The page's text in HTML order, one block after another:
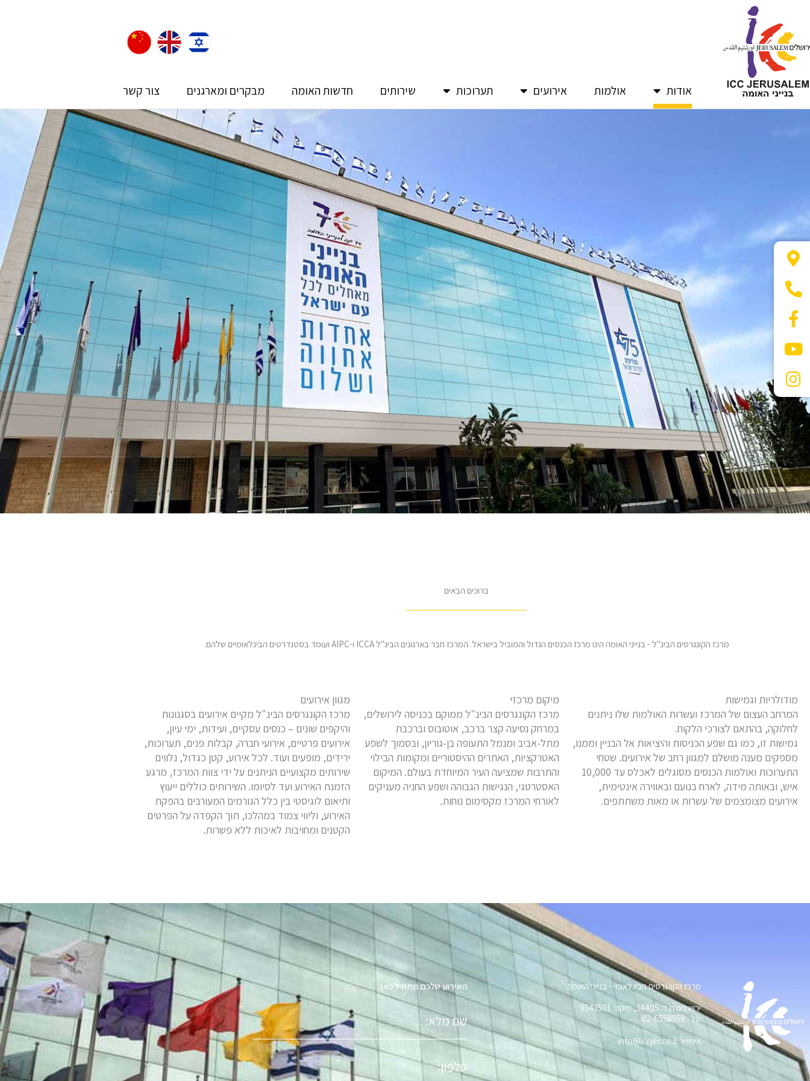
אודות אולמות אירועים תערוכות שירותים חדשות האומה מבקרים ומארגנים צור קשר
ברוכים הבאים
מרכז הקונגרסים הבינ"ל - בנייני האומה הינו מרכז הכנסים הגדול והמוביל בישראל. המרכז חבר בארגונים הבינ"ל ICCA ו-AIPC ועומד בסטנדרטים הבינלאומיים שלהם.
מודולריות וגמישות
המרחב העצום של המרכז ועשרות האולמות שלו ניתנים
לחלוקה, בהתאם לצורכי הלקוח.
גמישות זו, כמו גם שפע הכניסות והיציאות אל הבניין וממנו,
מספקים מענה מושלם למגוון רחב של אירועים. שטחי
התערוכות ואולמות הכנסים מסוגלים לאכלס עד 10,000
איש, ובאותה מידה, לארח בנועם ובאווירה אינטימית,
אירועים מצומצמים של עשרות או מאות משתתפים.
מיקום מרכזי
מרכז הקונגרסים הבינ"ל ממוקם בכניסה לירושלים,
במרחק נסיעה קצר ברכב, אוטובוס וברכבת
מתל-אביב ומנמל התעופה בן-גוריון, ובסמוך לשפע
האטרקציות, האתרים ההיסטוריים ומקומות הבילוי
והתרבות שמציעה העיר המיוחדת בעולם. המיקום
האסטרטגי, הנגישות הגבוהה ושפע החניה מעניקים
לאורחי המרכז מקסימום נוחות.
מגוון אירועים
מרכז הקונגרסים הבינ"ל מקיים אירועים בסגנונות
והיקפים שונים – כנסים עסקיים, ועידות, ימי עיון,
אירועים פרטיים, אירועי חברה, קבלות פנים, תערוכות,
ירידים, מופעים ועוד. לכל אירוע, קטן כגדול, נלווים
שירותים מקצועיים הניתנים על ידי צוות המרכז, מרגע
הזמנת האירוע ועד לסיומו. השירותים כוללים ייעוץ
ותיאום לוגיסטי בין כלל הגורמים המעורבים בהפקת
האירוע, וליווי צמוד במהלכו, תוך הקפדה על הפרטים
הקטנים ומחויבות לאיכות ללא פשרות.
מרכז הקונגרסים הבינלאומי - בנייני האומה
ירושלים ת.ד. 34405, מיקוד 9543501
טל׳: 02-6558558
אימייל: info@iccjer.co.il
האירוע שלכם מתחיל כאן:
מלא
טלפון